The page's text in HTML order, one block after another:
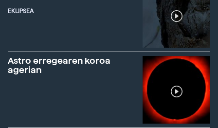
EKLIPSEA
Astro erregearen koroa
agerian